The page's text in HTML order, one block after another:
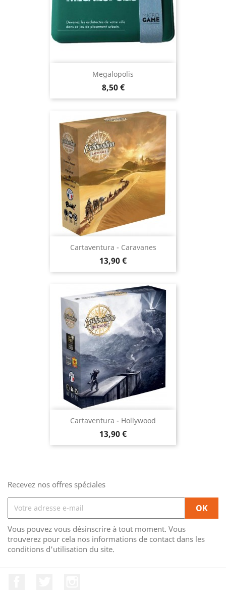
Megalopolis
Prix
8,50 €
Cartaventura - Caravanes
Prix
13,90 €
Cartaventura - Hollywood
Prix
13,90 €
Recevez nos offres spéciales
Vous pouvez vous désinscrire à tout moment. Vous
trouverez pour cela nos informations de contact dans les
conditions d'utilisation du site.